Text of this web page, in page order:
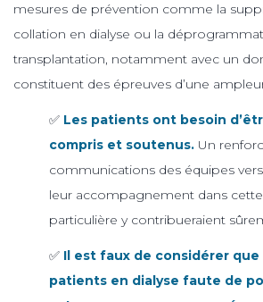
mesures de prévention comme la
collation en dialyse ou la
transplantation, notamment avec un
constituent des épreuves d’une
✅ Les patients ont besoin
compris et soutenus. Un
communications des équipes
leur accompagnement dans
particulière y contribueraient
✅ Il est faux de considérer
patients en dialyse faute de